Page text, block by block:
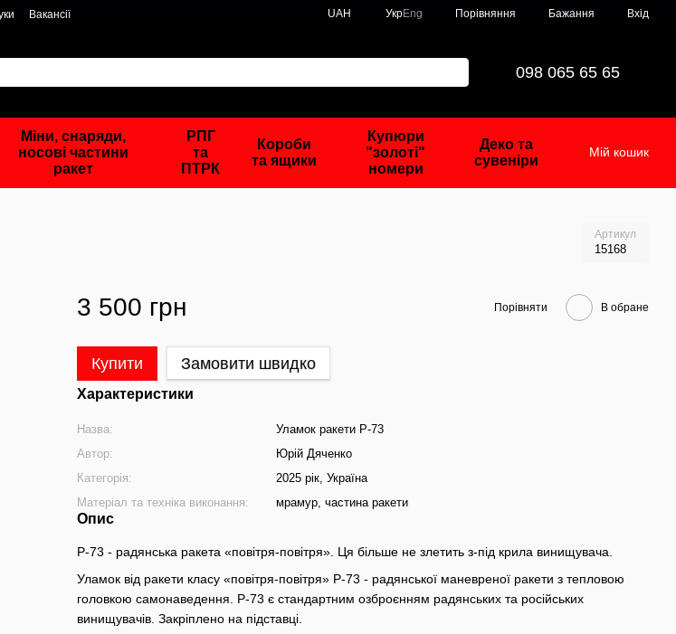
Вакансії UAH УкрEng Порівняння Бажання Вхід
098 065 65 65
Міни, снаряди,
носові частини
ракет
РПГ
та
ПТРК
Короби
та ящики
Купюри
"золоті"
номери
Деко та
сувеніри
Мій кошик
Артикул
15168
3 500 грн Порівняти В обране
Купити Замовити швидко
Характеристики
Назва:
Уламок ракети Р-73
Автор:
Юрій Дяченко
Категорія:
2025 рік, Україна
Матеріал та техніка виконання:
мрамур, частина ракети
Опис
Р-73 - радянська ракета «повітря-повітря». Ця більше не злетить з-під крила винищувача.
Уламок від ракети класу «повітря-повітря» Р-73 - радянської маневреної ракети з тепловою
головкою самонаведення. Р-73 є стандартним озброєнням радянських та російських
винищувачів. Закріплено на підставці.